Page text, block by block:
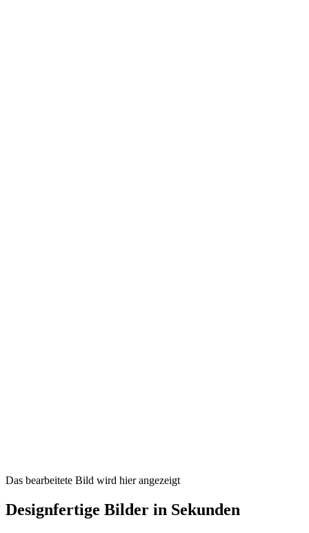
Das bearbeitete Bild wird hier angezeigt
Designfertige Bilder in Sekunden